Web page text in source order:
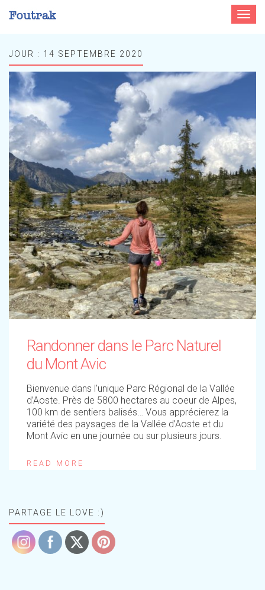
Toggle
JOUR : 14 SEPTEMBRE 2020
Randonner dans le Parc Naturel
du Mont Avic
Bienvenue dans l’unique Parc Régional de la Vallée
d’Aoste. Près de 5800 hectares au coeur de Alpes,
100 km de sentiers balisés… Vous apprécierez la
variété des paysages de la Vallée d’Aoste et du
Mont Avic en une journée ou sur plusieurs jours.
READ MORE
PARTAGE LE LOVE :)